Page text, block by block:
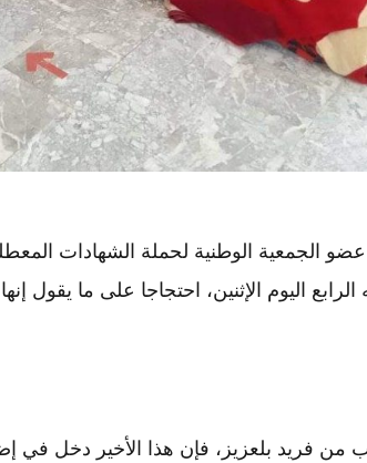
الجمعية الوطنية لحملة الشهادات
اليوم الإثنين، احتجاجا على ما
فريد بلعزيز، فإن هذا الأخير دخل في